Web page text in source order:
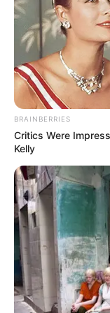
críticas
clínico se
¡Mantente
minuto la
informativa en
BRAINBERRIES
Critics Were
Kelly